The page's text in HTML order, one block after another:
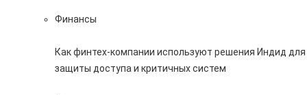
Финансы
Как финтех-компании используют решения Индид для
защиты доступа и критичных систем